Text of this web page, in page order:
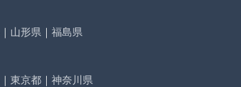
｜ 山形県 ｜ 福島県
｜ 東京都 ｜ 神奈川県